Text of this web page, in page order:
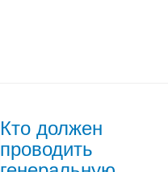
Кто должен
проводить